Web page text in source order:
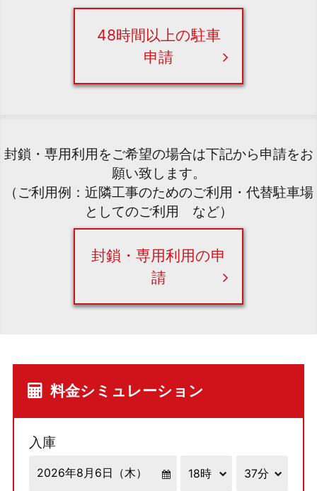
48時間以上の駐車
申請
封鎖・専用利用をご希望の場合は下記から申請をお
願い致します。
（ご利用例：近隣工事のためのご利用・代替駐車場
としてのご利用 など）
封鎖・専用利用の申
請
料金シミュレーション
入庫